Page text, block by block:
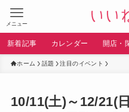
メニュー
新着記事 カレンダー 開店・
ホーム 話題 注目のイベント
10/11(土)～12/21(